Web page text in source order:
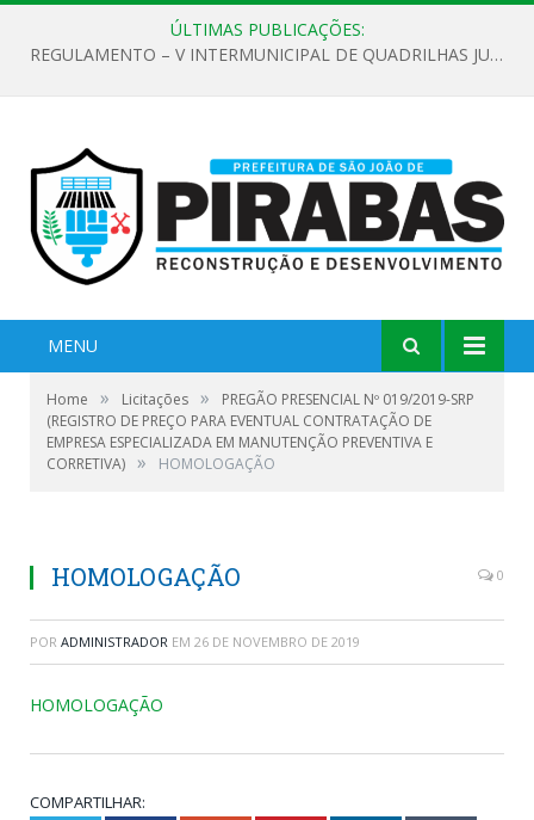
ÚLTIMAS PUBLICAÇÕES:
REGULAMENTO – V INTERMUNICIPAL DE QUADRILHAS JUNINAS 2026
MENU
Home » Licitações »
PREGÃO PRESENCIAL Nº 019/2019-SRP
(REGISTRO DE PREÇO PARA EVENTUAL CONTRATAÇÃO DE
EMPRESA ESPECIALIZADA EM MANUTENÇÃO PREVENTIVA E
CORRETIVA) » HOMOLOGAÇÃO
HOMOLOGAÇÃO 0
POR ADMINISTRADOR EM 26 DE NOVEMBRO DE 2019
HOMOLOGAÇÃO
COMPARTILHAR: